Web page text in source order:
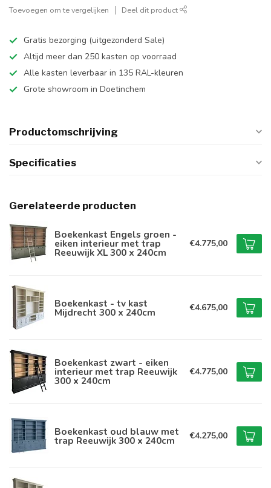
Toevoegen om te vergelijken Deel dit product
Gratis bezorging (uitgezonderd Sale)
Altijd meer dan 250 kasten op voorraad
Alle kasten leverbaar in 135 RAL-kleuren
Grote showroom in Doetinchem
Productomschrijving
Specificaties
Gerelateerde producten
Boekenkast Engels groen -
eiken interieur met trap
Reeuwijk XL 300 x 240cm
€4.775,00
Boekenkast - tv kast
Mijdrecht 300 x 240cm €4.675,00
Boekenkast zwart - eiken
interieur met trap Reeuwijk
300 x 240cm
€4.775,00
Boekenkast oud blauw met
trap Reeuwijk 300 x 240cm €4.275,00